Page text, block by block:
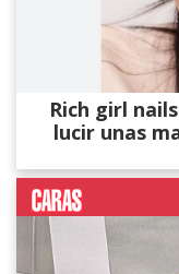
Rich girl
lucir unas